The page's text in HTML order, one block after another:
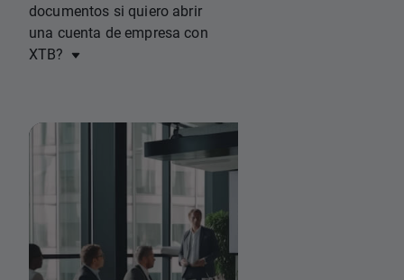
documentos si quiero abrir
una cuenta de empresa con
XTB?